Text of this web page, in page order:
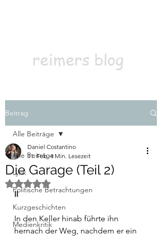
reimers blog
Beitrag
Alle Beiträge
Lyrik
Politische Betrachtungen
Kurzgeschichten
Medienkritik
Alle Beiträge
Die Garage (Teil 2)
Daniel Costantino
11. Feb. 4 Min. Lesezeit
Mit NaN von 5 Sternen bewertet.
II
In den Keller hinab führte ihn
hernach der Weg, nachdem er ein